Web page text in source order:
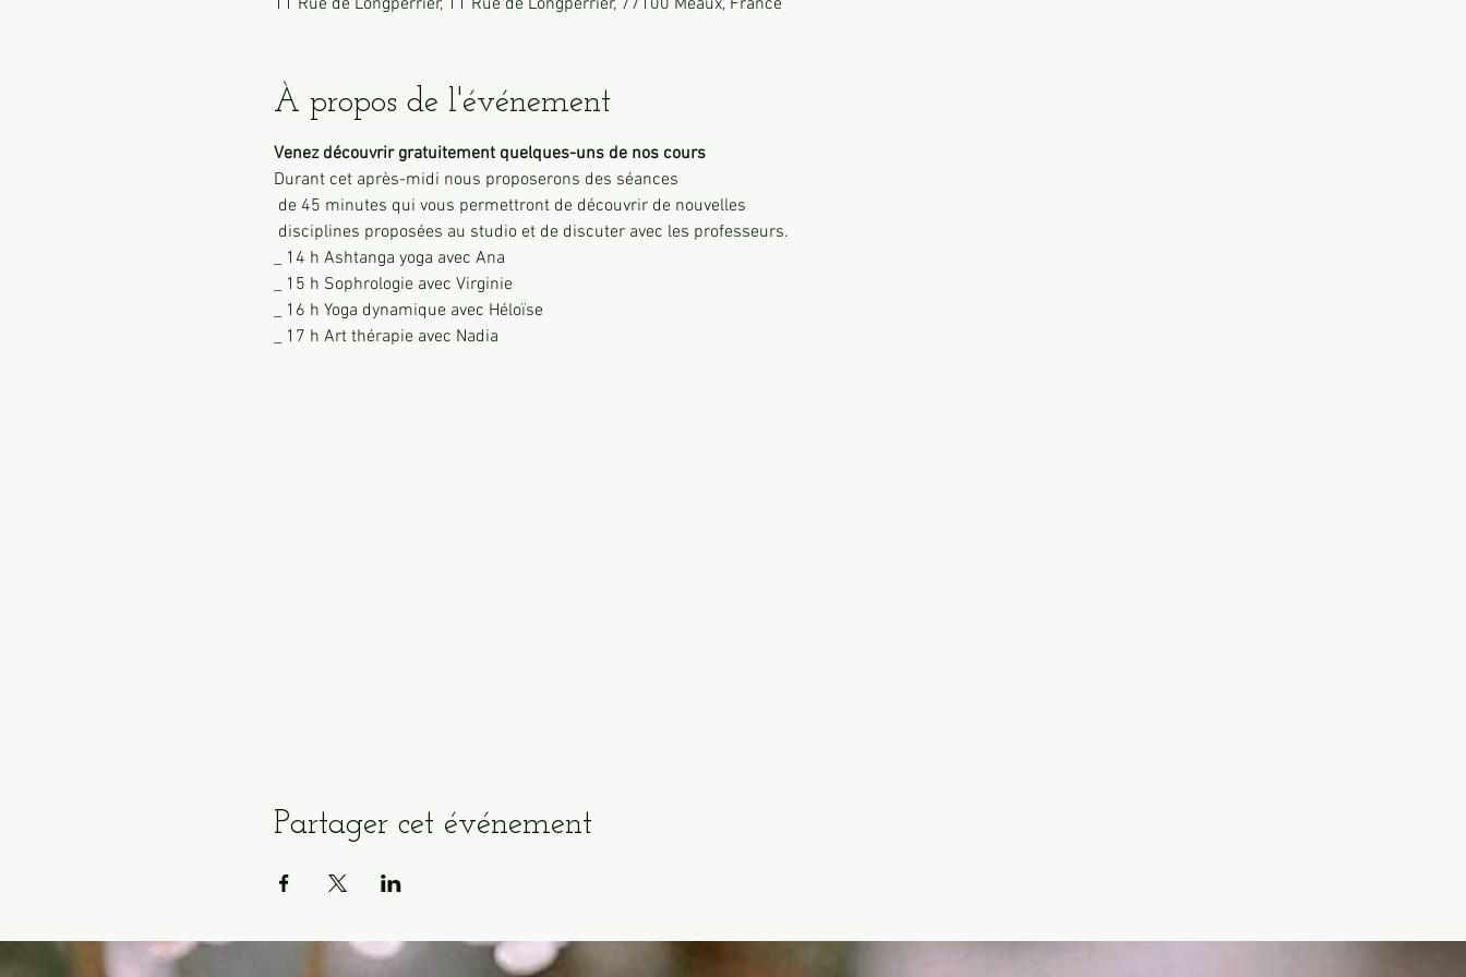
11 Rue de Longperrier, 11 Rue de Longperrier, 77100 Meaux, France
À propos de l'événement
Venez découvrir gratuitement quelques-uns de nos cours
Durant cet après-midi nous proposerons des séances
disciplines proposées au studio et de discuter avec les professeurs.
_ 14 h Ashtanga yoga avec Ana
_ 15 h Sophrologie avec Virginie
_ 16 h Yoga dynamique avec Héloïse
_ 17 h Art thérapie avec Nadia
Partager cet événement